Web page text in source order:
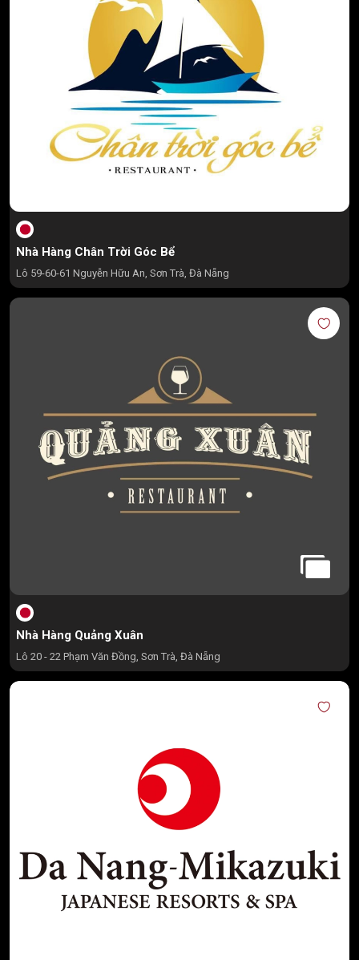
Nhà Hàng Chân Trời Góc Bể
Lô 59-60-61 Nguyễn Hữu An, Sơn Trà, Đà Nẵng
Nhà Hàng Quảng Xuân
Lô 20 - 22 Phạm Văn Đồng, Sơn Trà, Đà Nẵng